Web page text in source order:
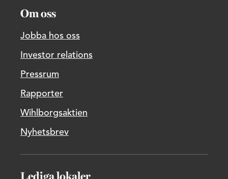
Om oss
Jobba hos oss
Investor relations
Pressrum
Rapporter
Wihlborgsaktien
Nyhetsbrev